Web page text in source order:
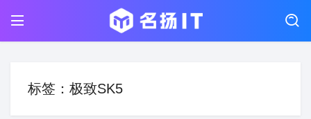
标签：极致SK5